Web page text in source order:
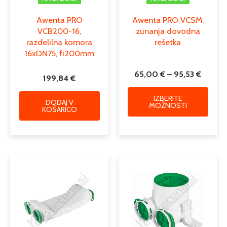
Awenta PRO
VCB200-16,
razdelilna komora
16xDN75, fi200mm
199,84€
DODAJ V
KOŠARICO
Awenta PRO VCSM,
zunanja dovodna
rešetka
65,00€ – 95,53€
IZBERITE
MOŽNOSTI
74,22 €
do